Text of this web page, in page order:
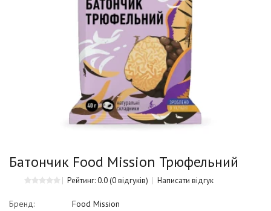
Батончик Food Mission Трюфельний
Рейтинг: 0.0(0 відгуків) Написати відгук
Бренд:
Food Mission